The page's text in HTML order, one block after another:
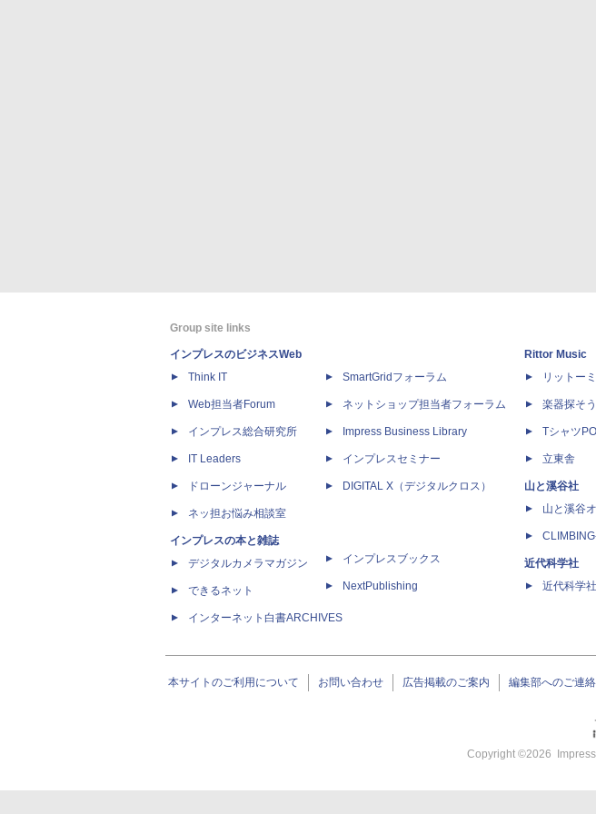
Group site links
インプレスのビジネスWeb
Think IT
Web担当者Forum
インプレス総合研究所
IT Leaders
ドローンジャーナル
ネッ担お悩み相談室
インプレスの本と雑誌
デジタルカメラマガジン
できるネット
インターネット白書ARCHIVES
SmartGridフォーラム
ネットショップ担当者フォーラム
Impress Business Library
インプレスセミナー
DIGITAL X（デジタルクロス）
インプレスブックス
NextPublishing
Rittor Music
リットー
楽器探そ
Tシャツ
立東舎
山と溪谷社
山と溪谷
近代科学社
近代科学
本サイトのご利用について お問い合わせ 広告掲載のご案内 編集部へのご連絡
Copyright ©2026